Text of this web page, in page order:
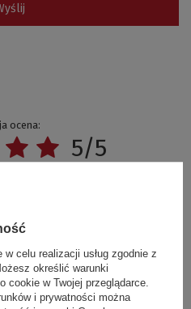
ocena:
5/5
celu realizacji usług zgodnie z
określić warunki
cookie w Twojej przeglądarce.
i prywatności można